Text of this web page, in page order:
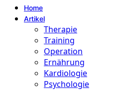
Home
Artikel
Therapie
Training
Operation
Ernährung
Kardiologie
Psychologie